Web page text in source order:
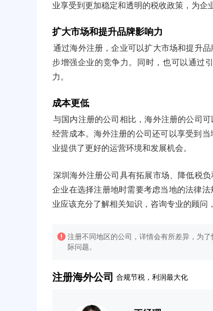
业享受到更加稳定和透明的税收政策，为企
扩大市场和提升品牌影响力
通过海外注册，企业可以扩大市场和提升
步增强企业的竞争力。同时，也可以通过
力。
成本更低
与国内注册的公司相比，海外注册的公司
经营成本。海外注册的公司还可以享受到
业提供了更好的运营环境和发展机会。
深圳海外注册公司具有拓展市场、降低税
企业在选择注册地时需要考虑当地的法律
业应该充分了解相关知识，咨询专业的顾问
注册不同地区的公司，详情会有所差异，为
际问题。
注册海外公司 合规节税，利润最大化